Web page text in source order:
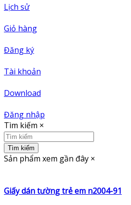
Lịch sử
Giỏ hàng
Đăng ký
Tài khoản
Download
Đăng nhập
Tìm kiếm ×
Tìm kiếm
Sản phẩm xem gần đây ×
Giấy dán tường trẻ em n2004-91